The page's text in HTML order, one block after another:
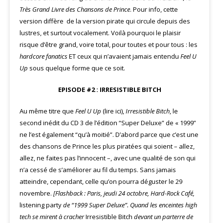
Très Grand Livre des Chansons de Prince. Pour info, cette
version diffère de la version pirate qui circule depuis des
lustres, et surtout vocalement. Voilà pourquoi le plaisir
risque d’être grand, voire total, pour toutes et pour tous : les
hardcore fanaticsET ceux qui n’avaient jamais entendu Feel U
Up sous quelque forme que ce soit.
EPISODE #2 : IRRESISTIBLE BITCH
Au même titre que Feel U Up (lire ici),Irresistible Bitch, le
second inédit du CD 3 de l’édition “Super Deluxe” de « 1999”
ne l’est également “qu’à moitié”. D’abord parce que c’est une
des chansons de Prince les plus piratées qui soient – allez,
allez, ne faites pas l’innocent –, avec une qualité de son qui
n’a cessé de s’améliorer au fil du temps. Sans jamais
atteindre, cependant, celle qu’on pourra déguster le 29
novembre. [Flashback : Paris, jeudi 24 octobre, Hard-Rock Café,
listening partyde “1999 Super Deluxe”. Quand les enceintes high
tech se mirent à cracherIrresistible Bitch devant un parterre de